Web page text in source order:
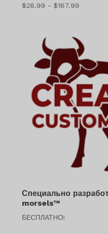
$28.99 - $167.99Диапазон
–
$167.99
Специально
morsels™
БЕСПЛАТНО!